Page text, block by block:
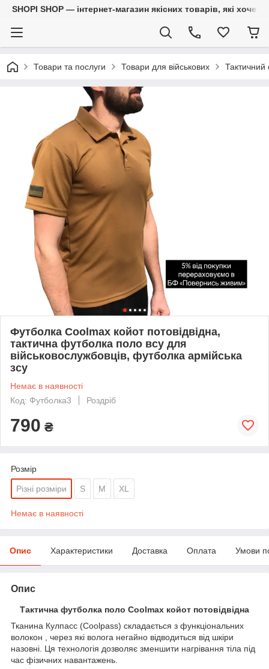
SHOPI SHOP — інтернет-магазин якісних товарів, які
Товари та послуги Товари для військових Тактичний
Футболка Coolmax койот потовідвідна,
тактична футболка поло всу для
військовослужбовців, футболка армійська
зсу
Немає в наявності
Код: Футболка3
Роздріб
790 ₴
Розмір
Різні розміри S M XL
Немає в наявності
Опис Характеристики Доставка Оплата Умови
Опис
Тактична футболка поло Coolmax койот потовідвідна
Тканина Кулпасс (Coolpass) складається з функціональних
волокон , через які волога негайно відводиться від шкіри
назовні. Ця технологія дозволяє зменшити нагрівання тіла під
час фізичних навантажень.